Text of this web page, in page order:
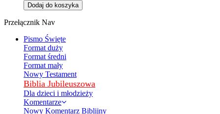
Dodaj do koszyka
Przełącznik Nav
Pismo Święte
Format duży
Format średni
Format mały
Nowy Testament
Biblia Jubileuszowa
Dla dzieci i młodzieży
Komentarze
Nowy Komentarz Biblijny